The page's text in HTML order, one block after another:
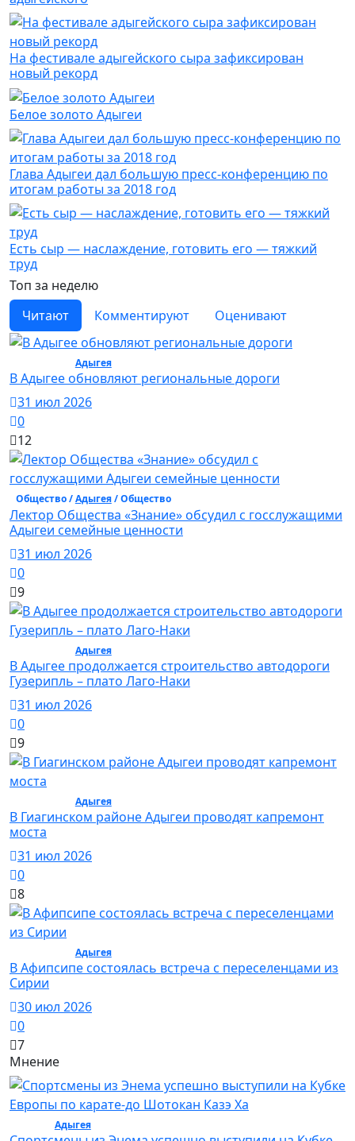
На фестивале адыгейского сыра зафиксирован
новый рекорд
Белое золото Адыгеи
Глава Адыгеи дал большую пресс-конференцию по
итогам работы за 2018 год
Есть сыр — наслаждение, готовить его — тяжкий
труд
Топ за неделю
Читают
Комментируют Оценивают
Адыгея/ Общество
В Адыгее обновляют региональные дороги
31 июл 2026
0
12
Общество /Адыгея/ Общество
Лектор Общества «Знание» обсудил с госслужащими
Адыгеи семейные ценности
31 июл 2026
0
9
Адыгея/ Общество
В Адыгее продолжается строительство автодороги
Гузерипль – плато Лаго-Наки
31 июл 2026
0
9
Адыгея/ Общество
В Гиагинском районе Адыгеи проводят капремонт
моста
31 июл 2026
0
8
Адыгея/ Общество
В Афипсипе состоялась встреча с переселенцами из
Сирии
30 июл 2026
0
7
Мнение
Адыгея/ Спорт